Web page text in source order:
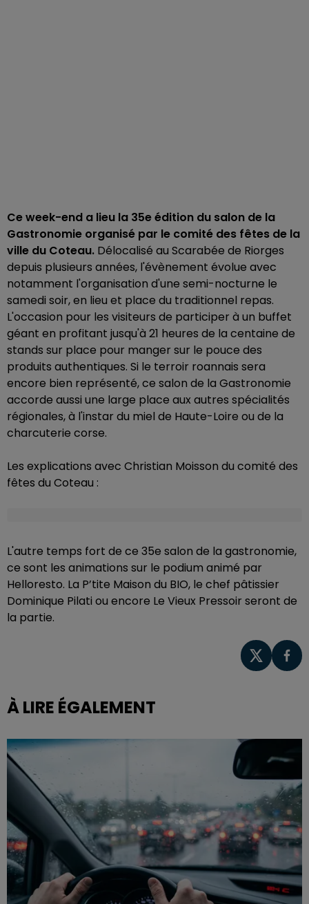
Ce week-end a lieu la 35e édition du salon de la
Gastronomie organisé par le comité des fêtes de la
ville du Coteau. Délocalisé au Scarabée de Riorges
depuis plusieurs années, l'évènement évolue avec
notamment l'organisation d'une semi-nocturne le
samedi soir, en lieu et place du traditionnel repas.
L'occasion pour les visiteurs de participer à un buffet
géant en profitant jusqu'à 21 heures de la centaine de
stands sur place pour manger sur le pouce des
produits authentiques. Si le terroir roannais sera
encore bien représenté, ce salon de la Gastronomie
accorde aussi une large place aux autres spécialités
régionales, à l'instar du miel de Haute-Loire ou de la
charcuterie corse.
Les explications avec Christian Moisson du comité des
fêtes du Coteau :
L'autre temps fort de ce 35e salon de la gastronomie,
ce sont les animations sur le podium animé par
Helloresto. La P’tite Maison du BIO, le chef pâtissier
Dominique Pilati ou encore Le Vieux Pressoir seront de
la partie.
À LIRE ÉGALEMENT